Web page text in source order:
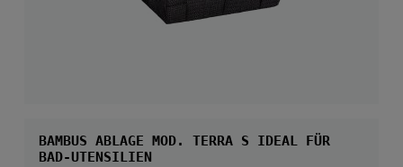
BAMBUS ABLAGE MOD. TERRA S IDEAL FÜR
BAD-UTENSILIEN